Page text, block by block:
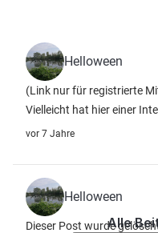
Helloween
(Link nur für registrierte
Vielleicht hat hier einer
vor 7 Jahre
Helloween
Dieser Post wurdeAlle